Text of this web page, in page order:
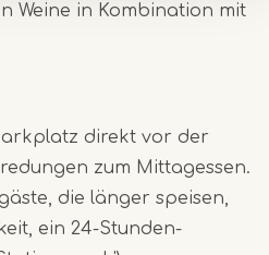
Weine in Kombination mit
direkt vor der
zum Mittagessen.
die länger speisen,
ein 24-Stunden-